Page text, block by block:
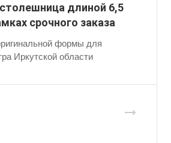
длиной 6,5
срочного заказа
формы для
Иркутской области